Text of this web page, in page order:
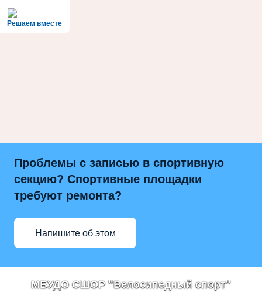
Решаем вместе
Проблемы с записью в спортивную
секцию? Спортивные площадки
требуют ремонта?
Напишите об этом
МБУДО СШОР "Велосипедный спорт"